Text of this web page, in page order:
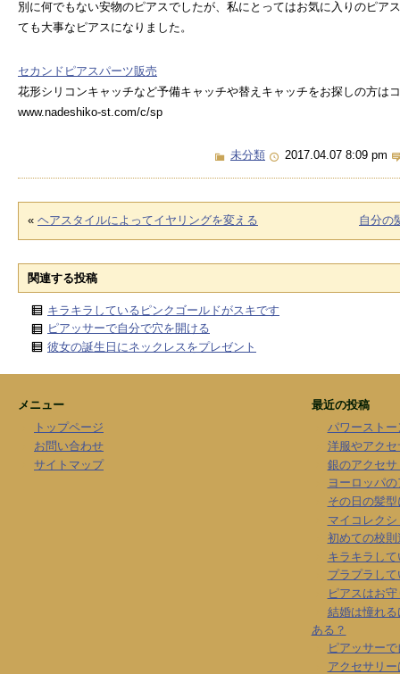
別に何でもない安物のピアスでしたが、私にとってはお気に入りのピア
ても大事なピアスになりました。
セカンドピアスパーツ販売
花形シリコンキャッチなど予備キャッチや替えキャッチをお探しの方は
www.nadeshiko-st.com/c/sp
未分類 2017.04.07 8:09 pm
« ヘアスタイルによってイヤリングを変える 自分の
関連する投稿
キラキラしているピンクゴールドがスキです
ピアッサーで自分で穴を開ける
彼女の誕生日にネックレスをプレゼント
メニュー
トップページ
お問い合わせ
サイトマップ
最近の投稿
パワースト
洋服やアク
銀のアクセ
ヨーロッパ
その日の髪
マイコレク
初めての校
キラキラし
プラプラし
ピアスはお
結婚は憧れ
ある？
ピアッサー
アクセサリ